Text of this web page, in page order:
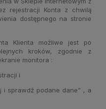
rejestracji Konta z chwilą
dostępnego na stronie
Klienta możliwe jest po
kroków, zgodnie z
monitora :
i
i sprawdź podane dane” , a